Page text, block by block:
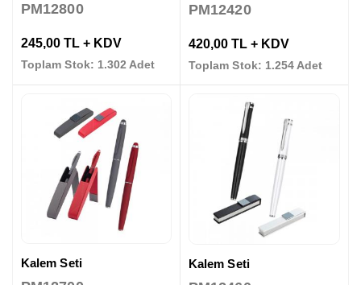
PM12800
245,00 TL + KDV
Toplam Stok: 1.302 Adet
PM12420
420,00 TL + KDV
Toplam Stok: 1.254 Adet
Kalem Seti Kalem Seti